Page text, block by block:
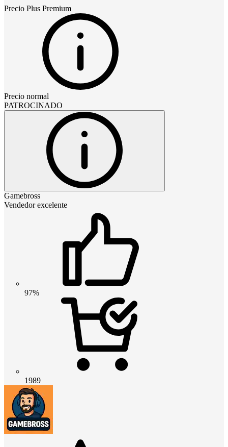
Precio Plus Premium
Precio normal
PATROCINADO
Gamebross
Vendedor excelente
97%
1989